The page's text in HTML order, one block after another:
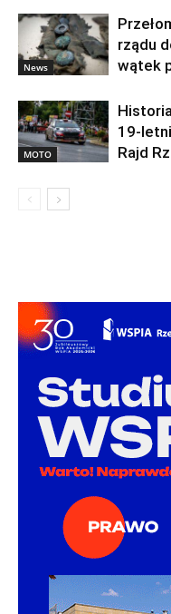
News
rządu
wątek
MOTO
19-
Rajd